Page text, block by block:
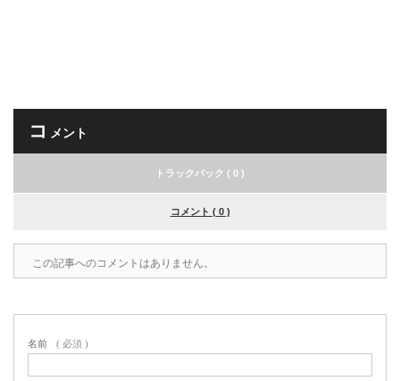
コ メント
トラックバック ( 0 )
コメント ( 0 )
この記事へのコメントはありません。
名前 ( 必須 )